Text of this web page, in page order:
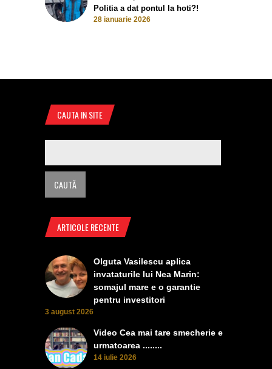
Politia a dat pontul la hoti?!
28 ianuarie 2026
CAUTA IN SITE
ARTICOLE RECENTE
Olguta Vasilescu aplica
invataturile lui Nea Marin:
somajul mare e o garantie
pentru investitori
3 august 2026
Video Cea mai tare smecherie e
urmatoarea ........
14 iulie 2026